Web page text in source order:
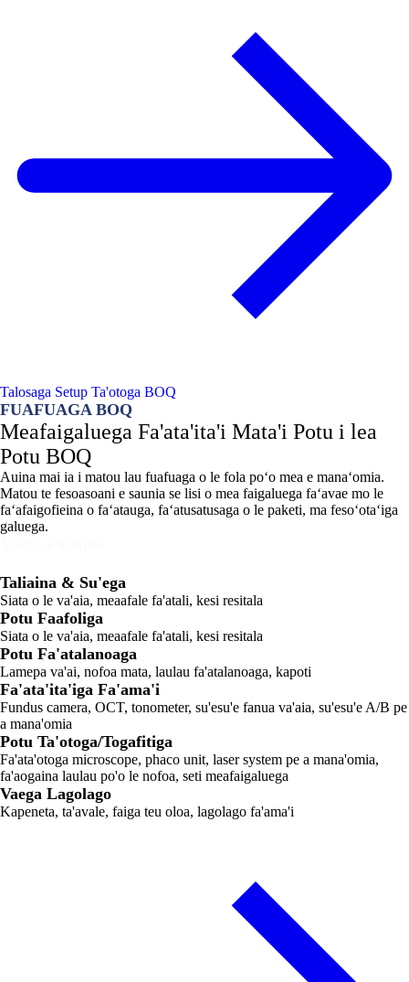
Talosaga Setup Ta'otoga BOQ
FUAFUAGA BOQ
Meafaigaluega Fa'ata'ita'i Mata'i Potu i lea
Potu BOQ
Auina mai ia i matou lau fuafuaga o le fola poʻo mea e manaʻomia.
Matou te fesoasoani e saunia se lisi o mea faigaluega faʻavae mo le
faʻafaigofieina o faʻatauga, faʻatusatusaga o le paketi, ma fesoʻotaʻiga
galuega.
Taliaina & Su'ega
Siata o le va'aia, meaafale fa'atali, kesi resitala
Potu Faafoliga
Siata o le va'aia, meaafale fa'atali, kesi resitala
Potu Fa'atalanoaga
Lamepa va'ai, nofoa mata, laulau fa'atalanoaga, kapoti
Fa'ata'ita'iga Fa'ama'i
Fundus camera, OCT, tonometer, su'esu'e fanua va'aia, su'esu'e A/B pe
a mana'omia
Potu Ta'otoga/Togafitiga
Fa'ata'otoga microscope, phaco unit, laser system pe a mana'omia,
fa'aogaina laulau po'o le nofoa, seti meafaigaluega
Vaega Lagolago
Kapeneta, ta'avale, faiga teu oloa, lagolago fa'ama'i